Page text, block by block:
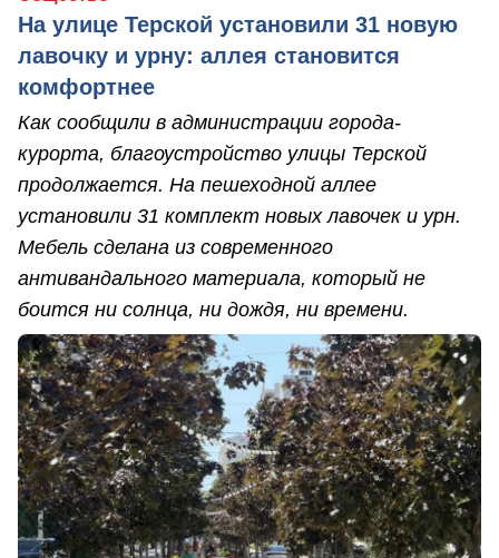
На улице Терской установили 31 новую
лавочку и урну: аллея становится
комфортнее
Как сообщили в администрации города-
курорта, благоустройство улицы Терской
продолжается. На пешеходной аллее
установили 31 комплект новых лавочек и урн.
Мебель сделана из современного
антивандального материала, который не
боится ни солнца, ни дождя, ни времени.